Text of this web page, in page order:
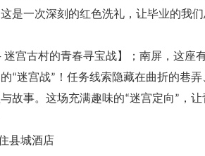
是一次深刻的红色洗礼，让毕业的我
古村的青春寻宝战】；南屏，这座
“迷宫战”！任务线索隐藏在曲折的巷
故事。这场充满趣味的“迷宫定向”，
县城酒店